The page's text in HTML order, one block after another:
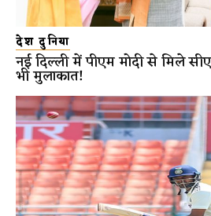
देश दुनिया
नई दिल्ली में पीएम मोदी से मिले
भी मुलाकात!